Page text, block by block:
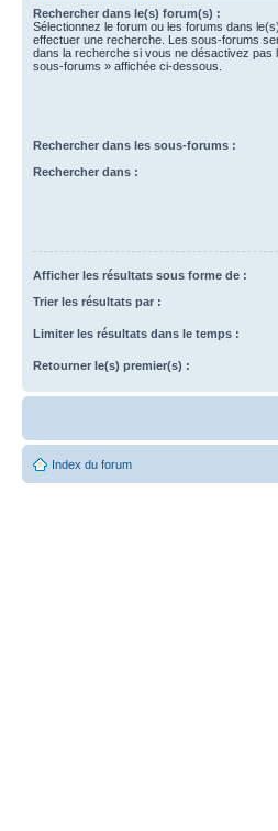
Rechercher dans le(s) forum(s) :
Sélectionnez le forum ou les forums dans
effectuer une recherche. Les sous-forums
dans la recherche si vous ne désactivez pas
sous-forums » affichée ci-dessous.
Rechercher dans les sous-forums :
Rechercher dans :
Afficher les résultats sous forme de :
Trier les résultats par :
Limiter les résultats dans le temps :
Retourner le(s) premier(s) :
Index du forum